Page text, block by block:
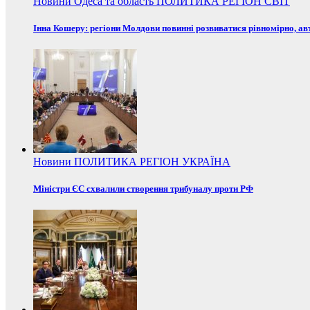
Інна Кошеру: регіони Молдови повинні розвиватися рівномірно,
Новини ПОЛИТИКА РЕГІОН УКРАЇНА
Міністри ЄС схвалили створення трибуналу проти РФ